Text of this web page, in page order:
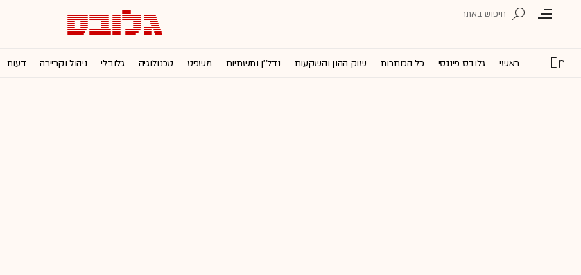
ראשי גלובס פיננסי כל הכותרות שוק ההון והשקעות נדל''ן ותשתיות משפט טכנולוגיה גלובלי ניהול וקריירה דעות